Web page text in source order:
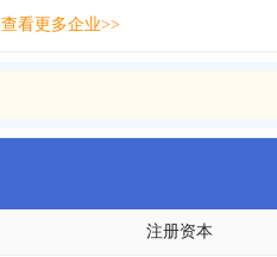
查看更多企业>>
注册资本